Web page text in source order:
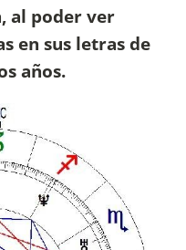
al poder ver
en sus letras de
años.